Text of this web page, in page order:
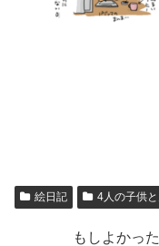
絵日記 4人の子供
もしよかっ